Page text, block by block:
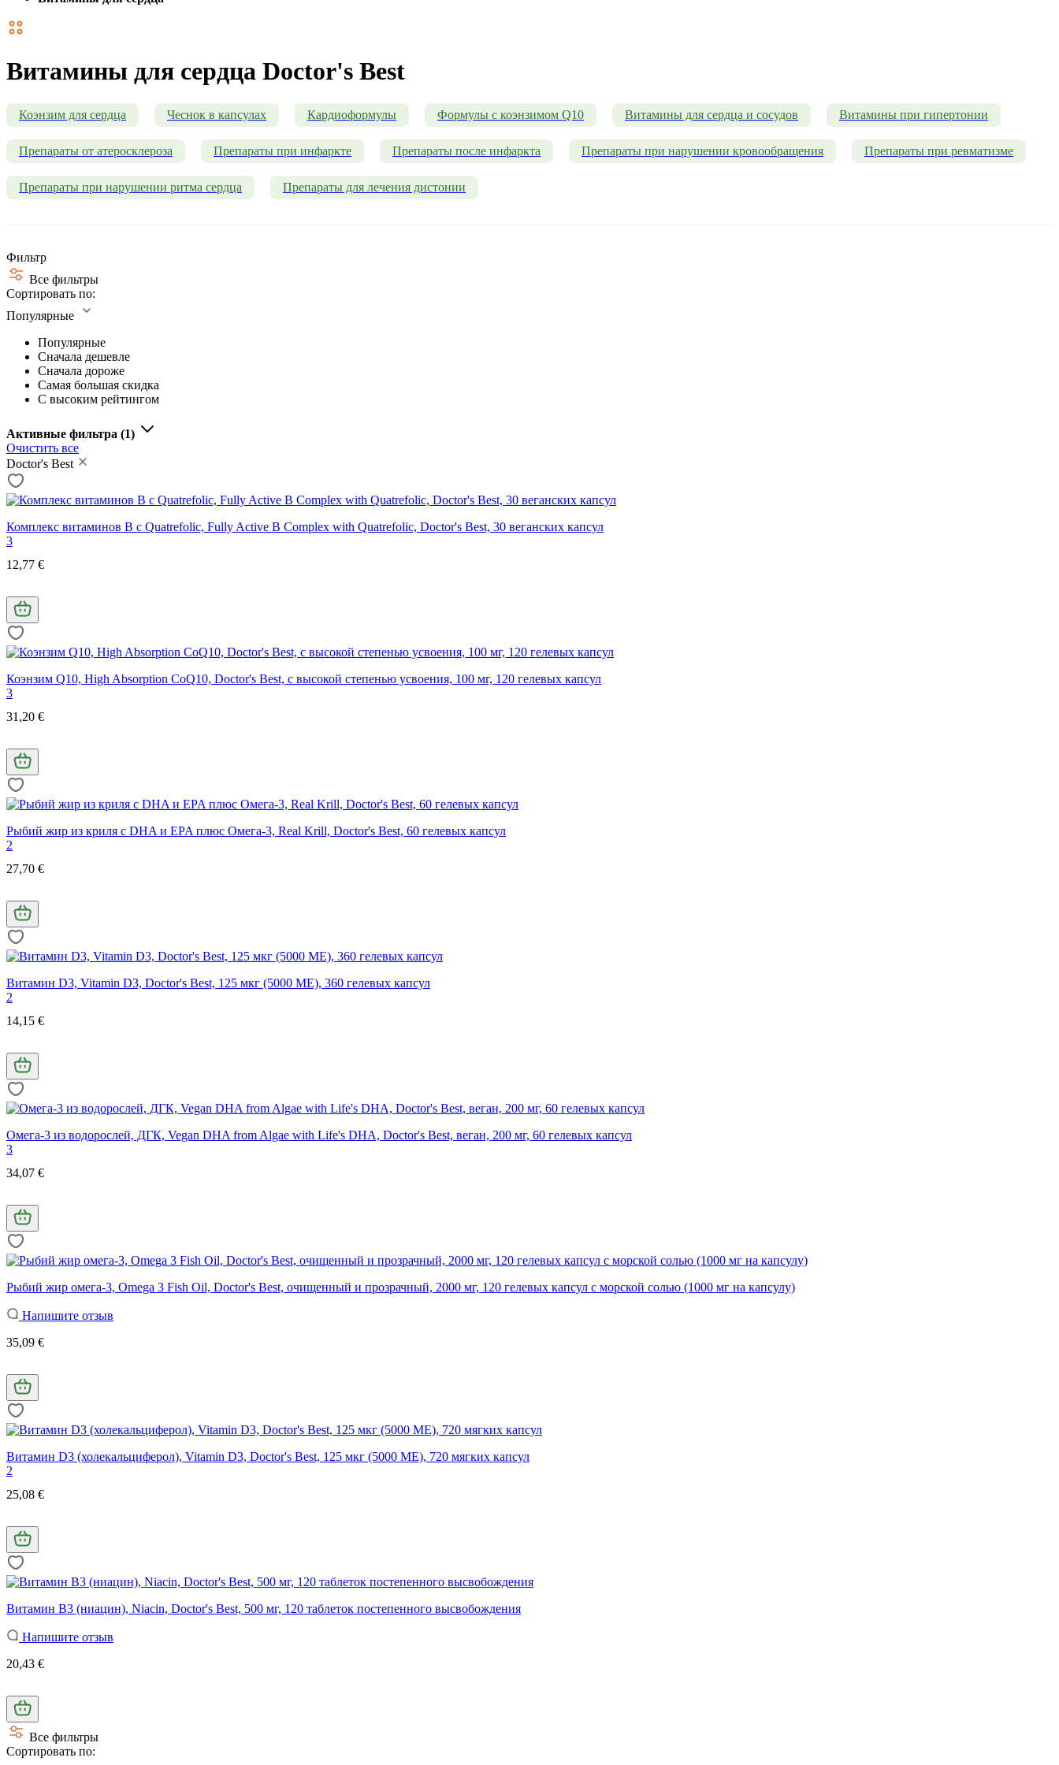
Витамины для сердца Doctor's Best
Коэнзим для сердца Чеснок в капсулах Кардиоформулы Формулы с коэнзимом Q10 Витамины для сердца и сосудов Витамины при гипертонии
Препараты от атеросклероза Препараты при инфаркте Препараты после инфаркта Препараты при нарушении кровообращения Препараты при ревматизме
Препараты при нарушении ритма сердца Препараты для лечения дистонии
Фильтр
Все фильтры
Сортировать по:
Популярные
Популярные
Сначала дешевле
Сначала дороже
Самая большая скидка
С высоким рейтингом
Активные фильтра (1)
Очистить все
Doctor's Best
Комплекс витаминов В с Quatrefolic, Fully Active B Complex with Quatrefolic, Doctor's Best, 30 веганских капсул
3
12,77 €
Коэнзим Q10, High Absorption CoQ10, Doctor's Best, с высокой степенью усвоения, 100 мг, 120 гелевых капсул
3
31,20 €
Рыбий жир из криля с DHA и EPA плюс Омега-3, Real Krill, Doctor's Best, 60 гелевых капсул
2
27,70 €
Витамин D3, Vitamin D3, Doctor's Best, 125 мкг (5000 МЕ), 360 гелевых капсул
2
14,15 €
Омега-3 из водорослей, ДГК, Vegan DHA from Algae with Life's DHA, Doctor's Best, веган, 200 мг, 60 гелевых капсул
3
34,07 €
Рыбий жир омега-3, Omega 3 Fish Oil, Doctor's Best, очищенный и прозрачный, 2000 мг, 120 гелевых капсул с морской солью (1000 мг на капсулу)
Напишите отзыв
35,09 €
Витамин D3 (холекальциферол), Vitamin D3, Doctor's Best, 125 мкг (5000 МЕ), 720 мягких капсул
2
25,08 €
Витамин В3 (ниацин), Niacin, Doctor's Best, 500 мг, 120 таблеток постепенного высвобождения
Напишите отзыв
20,43 €
Все фильтры
Сортировать по: